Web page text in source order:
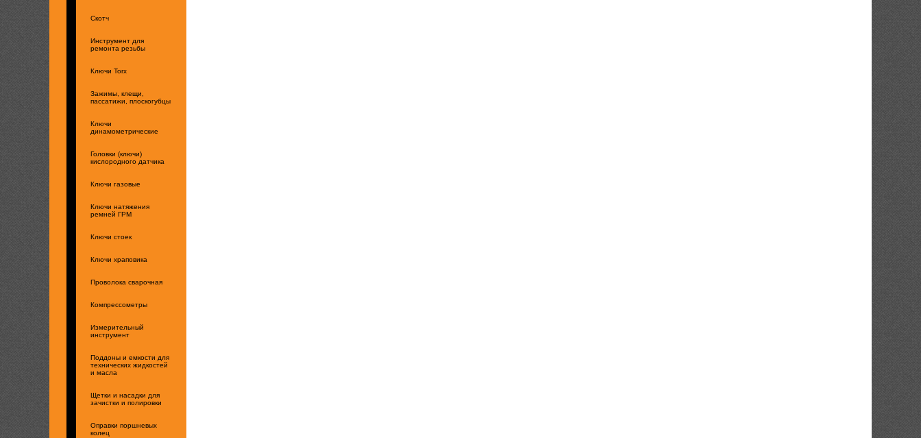
Скотч
Инструмент для
ремонта резьбы
Ключи Torx
Зажимы, клещи,
пассатижи, плоскогубцы
Ключи
динамометрические
Головки (ключи)
кислородного датчика
Ключи газовые
Ключи натяжения
ремней ГРМ
Ключи стоек
Ключи храповика
Проволока сварочная
Компрессометры
Измерительный
инструмент
Поддоны и емкости для
технических жидкостей
и масла
Щетки и насадки для
зачистки и полировки
Оправки поршневых
колец